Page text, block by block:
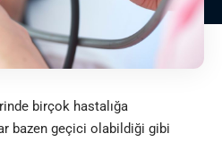
birçok hastalığa
bazen geçici olabildiği gibi